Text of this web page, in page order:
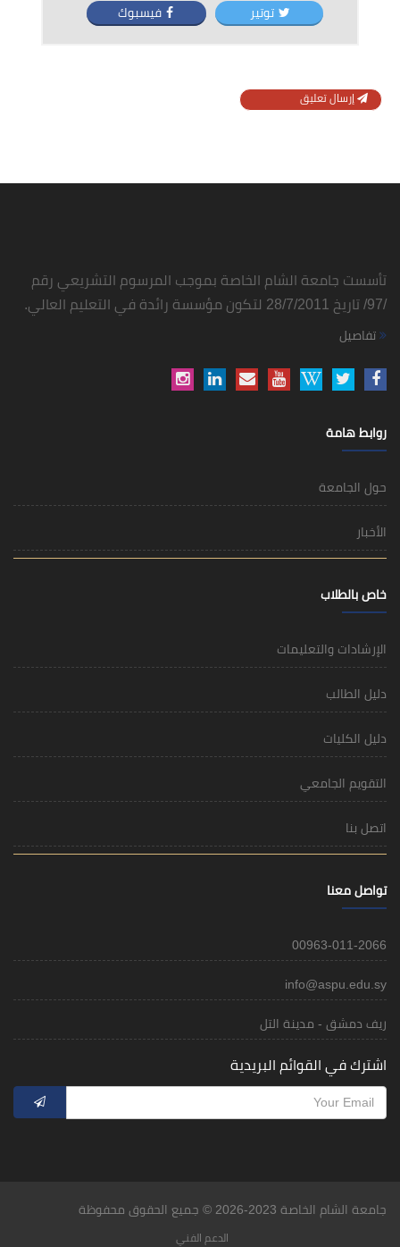
توتير فيسبوك
إرسال تعليق
تأسست جامعة الشام الخاصة بموجب المرسوم التشريعي رقم
/97/ تاريخ 28/7/2011 لتكون مؤسسة رائدة في التعليم العالي.
تفاصيل
روابط هامة
حول الجامعة
الأخبار
خاص بالطلاب
الإرشادات والتعليمات
دليل الطالب
دليل الكليات
التقويم الجامعي
اتصل بنا
تواصل معنا
00963-011-2066
info@aspu.edu.sy
ريف دمشق - مدينة التل
اشترك في القوائم البريدية
جامعة الشام الخاصة 2023-2026 © جميع الحقوق محفوظة
الدعم الفني